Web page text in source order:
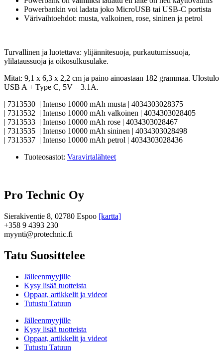
Powerbankin voi ladata joko MicroUSB tai USB-C portista
Värivaihtoehdot: musta, valkoinen, rose, sininen ja petrol
Turvallinen ja luotettava: ylijännitesuoja, purkautumissuoja,
ylilataussuoja ja oikosulkusulake.
Mitat: 9,1 x 6,3 x 2,2 cm ja paino ainoastaan 182 grammaa. Ulostulo
USB A + Type C, 5V – 3.1A.
| 7313530 | Intenso 10000 mAh musta | 4034303028375
| 7313532 | Intenso 10000 mAh valkoinen | 4034303028405
| 7313533 | Intenso 10000 mAh rose | 4034303028467
| 7313535 | Intenso 10000 mAh sininen | 4034303028498
| 7313537 | Intenso 10000 mAh petrol | 4034303028436
Tuoteosastot: Varavirtalähteet
Pro Technic Oy
Sierakiventie 8, 02780 Espoo [kartta]
+358 9 4393 230
myynti@protechnic.fi
Tatu Suosittelee
Jälleenmyyjille
Kysy lisää tuotteista
Oppaat, artikkelit ja videot
Tutustu Tatuun
Jälleenmyyjille
Kysy lisää tuotteista
Oppaat, artikkelit ja videot
Tutustu Tatuun